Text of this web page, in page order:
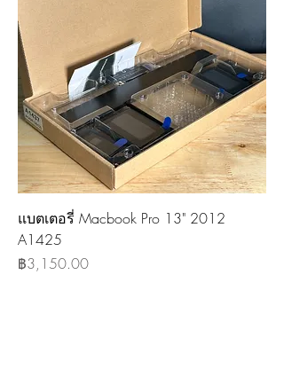
แบตเตอรี่ Macbook Pro 13" 2012
A1425
ราคา
฿3,150.00